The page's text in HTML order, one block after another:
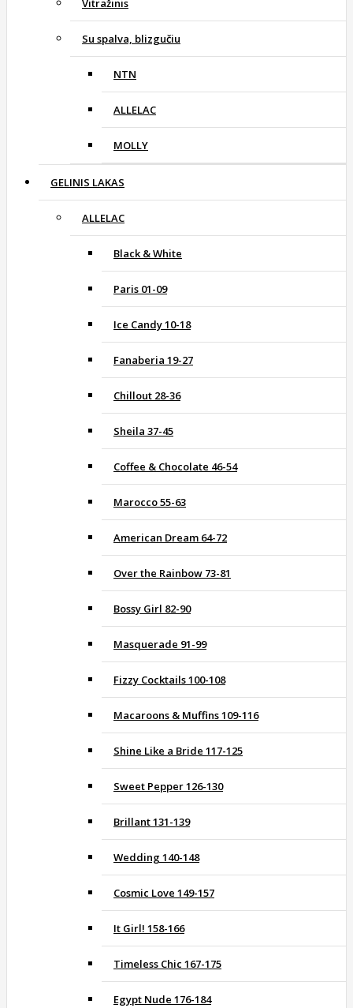
Vitražinis
Su spalva, blizgučiu
NTN
ALLELAC
MOLLY
GELINIS LAKAS
ALLELAC
Black & White
Paris 01-09
Ice Candy 10-18
Fanaberia 19-27
Chillout 28-36
Sheila 37-45
Coffee & Chocolate 46-54
Marocco 55-63
American Dream 64-72
Over the Rainbow 73-81
Bossy Girl 82-90
Masquerade 91-99
Fizzy Cocktails 100-108
Macaroons & Muffins 109-116
Shine Like a Bride 117-125
Sweet Pepper 126-130
Brillant 131-139
Wedding 140-148
Cosmic Love 149-157
It Girl! 158-166
Timeless Chic 167-175
Egypt Nude 176-184